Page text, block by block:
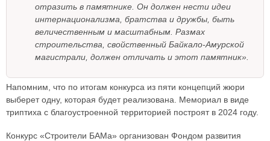
отразить в памятнике. Он должен нести идеи
интернационализма, братства и дружбы, быть
величественным и масштабным. Размах
строительства, свойственный Байкало-Амурской
магистрали, должен отличать и этот памятник».
Напомним, что по итогам конкурса из пяти концепций жюри
выберет одну, которая будет реализована. Мемориал в виде
триптиха с благоустроенной территорией построят в 2024 году.
Конкурс «Строители БАМа» организован Фондом развития